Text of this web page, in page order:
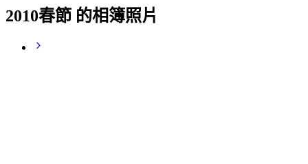
2010春節 的相簿照片